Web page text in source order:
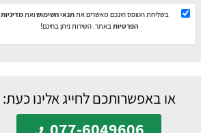
בשליחת הטופס הינכם מאשרים אתתנאי השימושואתמדיניות
הפרטיותבאתר. השירות ניתן בחינם!
או באפשרותכם לחייג אלינו כעת: